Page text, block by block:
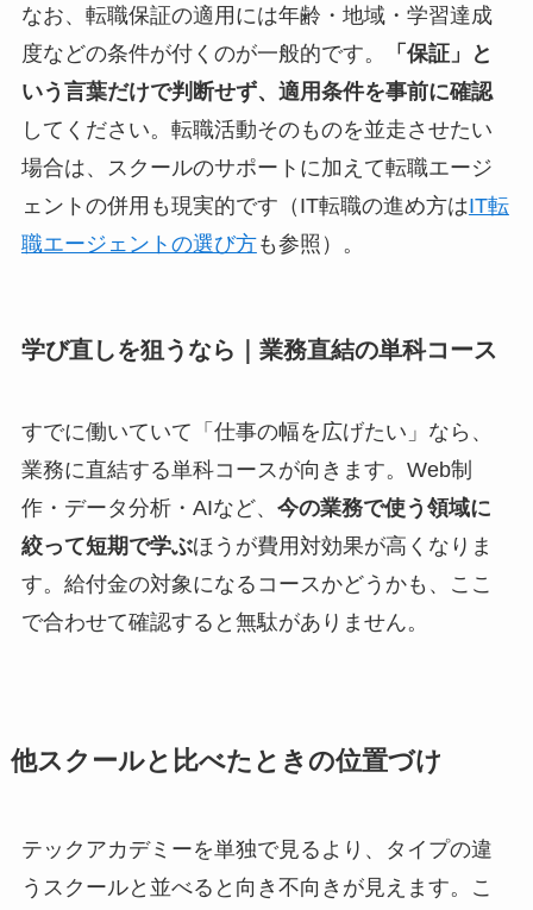
なお、転職保証の適用には年齢・地域・学習達成
度などの条件が付くのが一般的です。
「保証」と
いう言葉だけで判断せず、適用条件を事前に確認
してください。転職活動そのものを並走させたい
場合は、スクールのサポートに加えて転職エージ
ェントの併用も現実的です（IT転職の進め方はIT転
職エージェントの選び方も参照）。
学び直しを狙うなら｜業務直結の単科コース
すでに働いていて「仕事の幅を広げたい」なら、
業務に直結する単科コースが向きます。Web制
作・データ分析・AIなど、 今の業務で使う領域に
絞って短期で学ぶほうが費用対効果が高くなりま
す。給付金の対象になるコースかどうかも、ここ
で合わせて確認すると無駄がありません。
他スクールと比べたときの位置づけ
テックアカデミーを単独で見るより、タイプの違
うスクールと並べると向き不向きが見えます。こ